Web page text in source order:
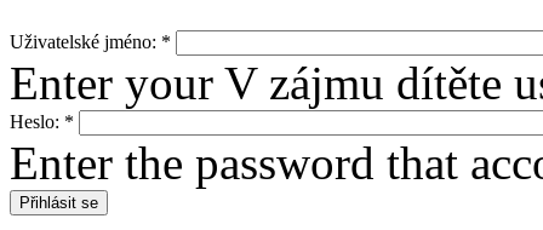
Uživatelské jméno: *
Enter your V zájmu dítěte
Heslo: *
Enter the password that